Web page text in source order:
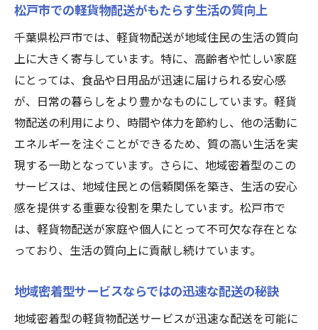
松戸市でのエコフレンドリーな軽貨物配送
の実践
地域に根ざした軽貨物配送松戸市での新たな可
能性
地域との信頼関係を築く軽貨物配送の取り
組み
松戸市の特産品を活かした配送サービスの
展開
地域社会のニーズに応えるカスタマイズ配
送
地元企業との連携によるビジネスチャンス
松戸市の伝統文化と軽貨物配送の融合
地域住民参加型の配送サービスの未来像
松戸市での軽貨物配送がもたらす生活の質向上
千葉県松戸市では、軽貨物配送が地域住民の生活の質向
上に大きく寄与しています。特に、高齢者や忙しい家庭
にとっては、食品や日用品が迅速に届けられる安心感
が、日常の暮らしをより豊かなものにしています。軽貨
物配送の利用により、時間や体力を節約し、他の活動に
エネルギーを注ぐことができるため、質の高い生活を実
現する一助となっています。さらに、地域密着型のこの
サービスは、地域住民との信頼関係を築き、生活の安心
感を提供する重要な役割を果たしています。松戸市で
は、軽貨物配送が家庭や個人にとって不可欠な存在とな
っており、生活の質向上に貢献し続けています。
地域密着型サービスならではの迅速な配送の秘訣
地域密着型の軽貨物配送サービスが迅速な配送を可能に